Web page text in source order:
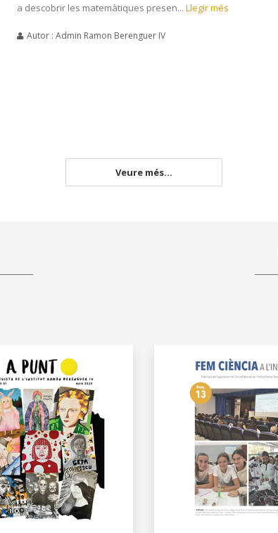
a descobrir les matemàtiques presen... Llegir més
Autor : Admin Ramon Berenguer IV
Veure més...